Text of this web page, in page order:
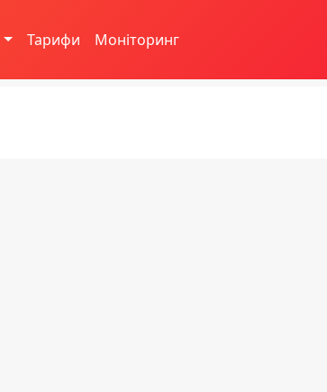
Тарифи Моніторинг